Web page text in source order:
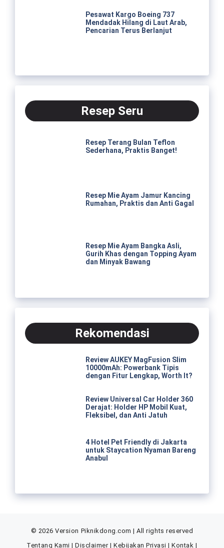
Pesawat Kargo Boeing 737
Mendadak Hilang di Laut Arab,
Pencarian Terus Berlanjut
Resep Seru
Resep Terang Bulan Teflon
Sederhana, Praktis Banget!
Resep Mie Ayam Jamur Kancing
Rumahan, Praktis dan Anti Gagal
Resep Mie Ayam Bangka Asli,
Gurih Khas dengan Topping Ayam
dan Minyak Bawang
Rekomendasi
Review AUKEY MagFusion Slim
10000mAh: Powerbank Tipis
dengan Fitur Lengkap, Worth It?
Review Universal Car Holder 360
Derajat: Holder HP Mobil Kuat,
Fleksibel, dan Anti Jatuh
4 Hotel Pet Friendly di Jakarta
untuk Staycation Nyaman Bareng
Anabul
© 2026 Version Piknikdong.com | All rights reserved
Tentang Kami |Disclaimer| Kebijakan Privasi |Kontak |